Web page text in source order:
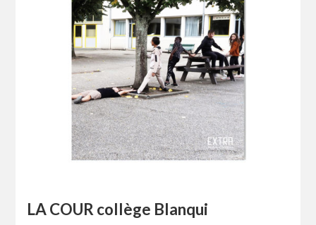
LA COUR collège Blanqui